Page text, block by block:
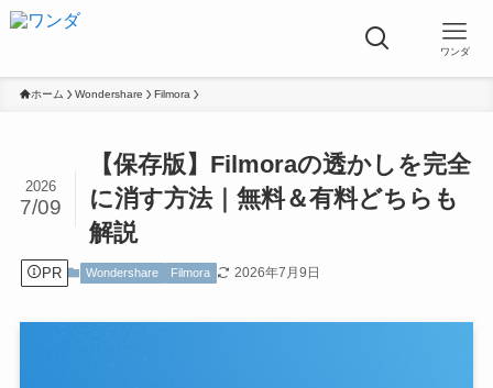
ワンダ
ホーム Wondershare Filmora
【保存版】Filmoraの透かしを完全
に消す方法｜無料＆有料どちらも
解説
2026
7/09
PR Wondershare Filmora 2026年7月9日